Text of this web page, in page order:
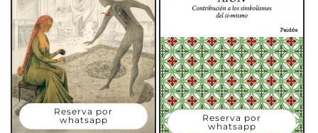
Reserva por
whatsapp
Reserva por
whatsapp